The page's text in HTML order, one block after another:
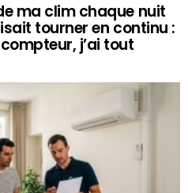
ma clim chaque nuit
tourner en continu :
j’ai tout